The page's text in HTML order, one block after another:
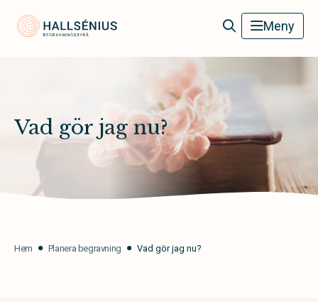
Hallsénius Begravningsbyrå Meny
Vad gör jag nu?
Hem Planera begravning Vad gör jag nu?